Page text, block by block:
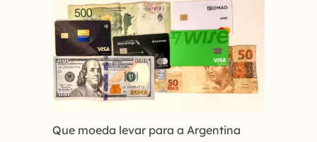
Que moeda levar para a Argentina